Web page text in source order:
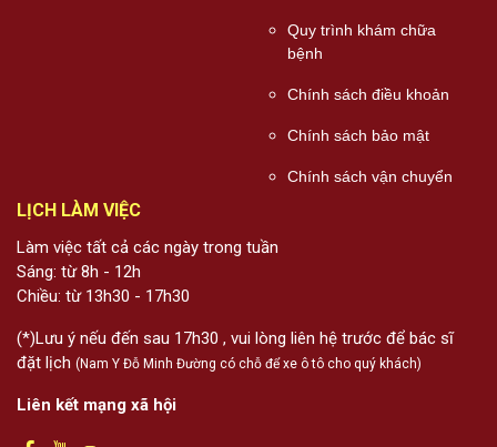
Quy trình khám chữa
bệnh
Chính sách điều khoản
Chính sách bảo mật
Chính sách vận chuyển
LỊCH LÀM VIỆC
Làm việc tất cả các ngày trong tuần
Sáng: từ 8h - 12h
Chiều: từ 13h30 - 17h30
(*)Lưu ý nếu đến sau 17h30 , vui lòng liên hệ trước để bác sĩ
đặt lịch (Nam Y Đỗ Minh Đường có chỗ để xe ô tô cho quý khách)
Liên kết mạng xã hội